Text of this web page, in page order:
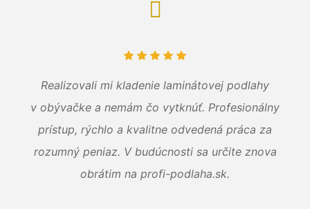
Realizovali mi kladenie laminátovej podlahy
v obývačke a nemám čo vytknúť. Profesionálny
prístup, rýchlo a kvalitne odvedená práca za
rozumný peniaz. V budúcnosti sa určite znova
obrátim na profi-podlaha.sk.